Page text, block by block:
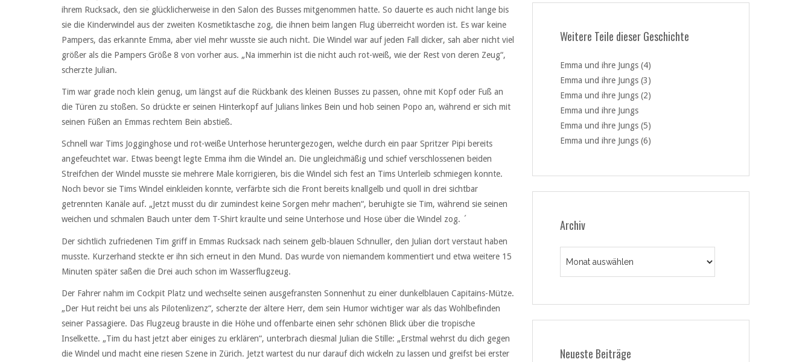
ihrem Rucksack, den sie glücklicherweise in den Salon des Busses mitgenommen hatte. So dauerte es auch nicht lange bis
sie die Kinderwindel aus der zweiten Kosmetiktasche zog, die ihnen beim langen Flug überreicht worden ist. Es war keine
Pampers, das erkannte Emma, aber viel mehr wusste sie auch nicht. Die Windel war auf jeden Fall dicker, sah aber nicht viel
größer als die Pampers Größe 8 von vorher aus. „Na immerhin ist die nicht auch rot-weiß, wie der Rest von deren Zeug“,
scherzte Julian.
Tim war grade noch klein genug, um längst auf die Rückbank des kleinen Busses zu passen, ohne mit Kopf oder Fuß an
die Türen zu stoßen. So drückte er seinen Hinterkopf auf Julians linkes Bein und hob seinen Popo an, während er sich mit
seinen Füßen an Emmas rechtem Bein abstieß.
Schnell war Tims Jogginghose und rot-weiße Unterhose heruntergezogen, welche durch ein paar Spritzer Pipi bereits
angefeuchtet war. Etwas beengt legte Emma ihm die Windel an. Die ungleichmäßig und schief verschlossenen beiden
Streifchen der Windel musste sie mehrere Male korrigieren, bis die Windel sich fest an Tims Unterleib schmiegen konnte.
Noch bevor sie Tims Windel einkleiden konnte, verfärbte sich die Front bereits knallgelb und quoll in drei sichtbar
getrennten Kanäle auf. „Jetzt musst du dir zumindest keine Sorgen mehr machen“, beruhigte sie Tim, während sie seinen
weichen und schmalen Bauch unter dem T-Shirt kraulte und seine Unterhose und Hose über die Windel zog. ´
Der sichtlich zufriedenen Tim griff in Emmas Rucksack nach seinem gelb-blauen Schnuller, den Julian dort verstaut haben
musste. Kurzerhand steckte er ihn sich erneut in den Mund. Das wurde von niemandem kommentiert und etwa weitere 15
Minuten später saßen die Drei auch schon im Wasserflugzeug.
Der Fahrer nahm im Cockpit Platz und wechselte seinen ausgefransten Sonnenhut zu einer dunkelblauen Capitains-Mütze.
„Der Hut reicht bei uns als Pilotenlizenz“, scherzte der ältere Herr, dem sein Humor wichtiger war als das Wohlbefinden
seiner Passagiere. Das Flugzeug brauste in die Höhe und offenbarte einen sehr schönen Blick über die tropische
Inselkette. „Tim du hast jetzt aber einiges zu erklären“, unterbrach diesmal Julian die Stille: „Erstmal wehrst du dich gegen
die Windel und macht eine riesen Szene in Zürich. Jetzt wartest du nur darauf dich wickeln zu lassen und greifst bei erster
Weitere Teile dieser Geschichte
Emma und ihre Jungs (4)
Emma und ihre Jungs (3)
Emma und ihre Jungs (2)
Emma und ihre Jungs
Emma und ihre Jungs (5)
Emma und ihre Jungs (6)
Archiv
Neueste Beiträge